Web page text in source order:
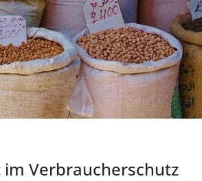
Verbraucherschutz